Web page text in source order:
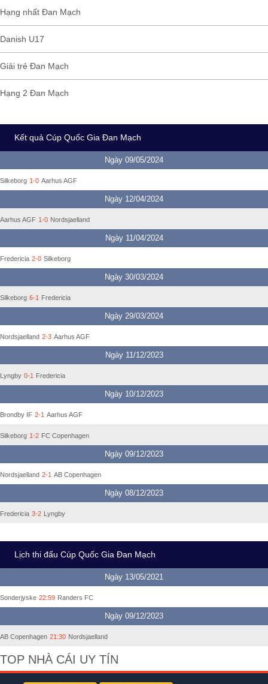
Hạng nhất Đan Mạch
Danish U17
Giải trẻ Đan Mạch
Hạng 2 Đan Mạch
Kết quả Cúp Quốc Gia Đan Mạch
Ngày 09/05/2024
Silkeborg 1-0 Aarhus AGF
Ngày 12/04/2024
Aarhus AGF 1-0 Nordsjaelland
Ngày 11/04/2024
Fredericia 2-0 Silkeborg
Ngày 30/03/2024
Silkeborg 6-1 Fredericia
Ngày 29/03/2024
Nordsjaelland 2-3 Aarhus AGF
Ngày 11/12/2023
Lyngby 0-1 Fredericia
Ngày 10/12/2023
Brondby IF 2-1 Aarhus AGF
Silkeborg 1-2 FC Copenhagen
Ngày 09/12/2023
Nordsjaelland 2-1 AB Copenhagen
Ngày 08/12/2023
Fredericia 3-2 Lyngby
Lịch thi đấu Cúp Quốc Gia Đan Mạch
Ngày 13/05/2021
Sonderjyske 22:59 Randers FC
Ngày 09/12/2023
AB Copenhagen 21:30 Nordsjaelland
TOP NHÀ CÁI UY TÍN